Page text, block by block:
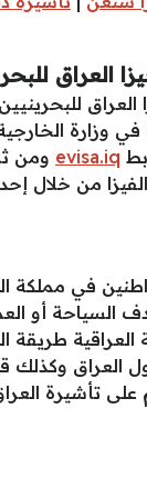
العراق
في وزارة
evisa.iq ومن
من خلال
في مملكة
السياحة أو
العراقية
العراق وكذلك
على تأشيرة